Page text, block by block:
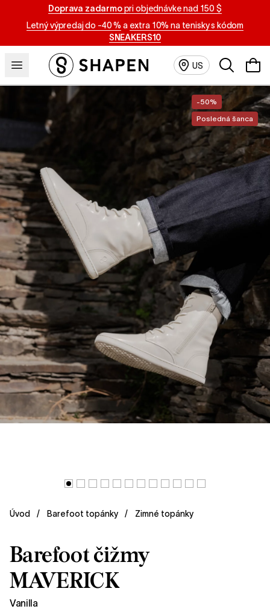
Doprava zadarmopri objednávke nad 150 $
Letný výpredaj do -40 % a extra 10% na tenisky s kódom
SNEAKERS10
US
-50%
Posledná šanca
Úvod Barefoot topánky Zimné topánky
Barefoot čižmy
MAVERICK
Vanilla